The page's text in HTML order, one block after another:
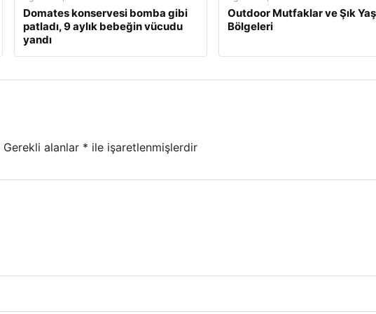
Domates konservesi bomba gibi
patladı, 9 aylık bebeğin vücudu
yandı
Outdoor Mutfaklar ve Şık
Bölgeleri
Gerekli alanlar * ile işaretlenmişlerdir